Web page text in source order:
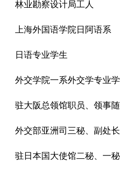
林业勘察设计局工人
上海外国语学院日阿语系
日语专业学生
外交学院一系外交学专业
驻大阪总领馆职员、领事
外交部亚洲司三秘、副处长
驻日本国大使馆二秘、一秘